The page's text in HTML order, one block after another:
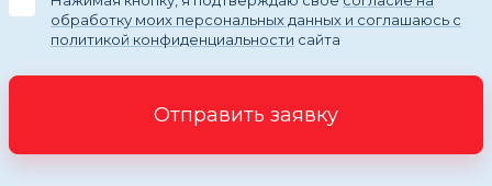
обработку моих персональных данных и соглашаюсь с
политикой конфиденциальности сайта
Отправить заявку